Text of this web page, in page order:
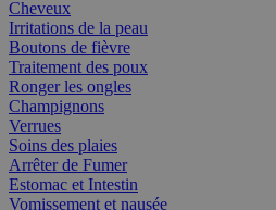
Cheveux
Irritations de la peau
Boutons de fièvre
Traitement des poux
Ronger les ongles
Champignons
Verrues
Soins des plaies
Arrêter de Fumer
Estomac et Intestin
Vomissement et nausée